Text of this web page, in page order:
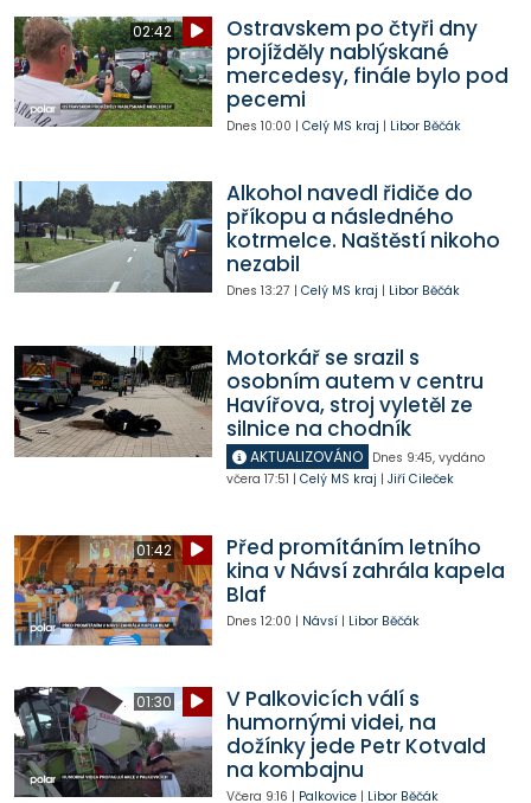
02:42
Ostravskem po čtyři dny
projížděly nablýskané
mercedesy, finále bylo pod
pecemi
Dnes 10:00 | Celý MS kraj | Libor Běčák
Alkohol navedl řidiče do
příkopu a následného
kotrmelce. Naštěstí nikoho
nezabil
Dnes 13:27 | Celý MS kraj | Libor Běčák
Motorkář se srazil s
osobním autem v centru
Havířova, stroj vyletěl ze
silnice na chodník
AKTUALIZOVÁNO Dnes 9:45, vydáno
včera 17:51 | Celý MS kraj | Jiří Cileček
01:42
Před promítáním letního
kina v Návsí zahrála kapela
Blaf
Dnes 12:00 | Návsí| Libor Běčák
01:30
V Palkovicích válí s
humornými videi, na
dožínky jede Petr Kotvald
na kombajnu
Včera 9:16 | Palkovice| Libor Běčák